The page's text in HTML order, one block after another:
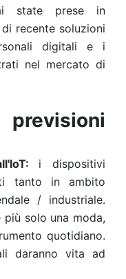
state prese in
recente soluzioni
digitali e i
nel mercato di
i dispositivi
tanto in ambito
/ industriale.
solo una moda,
quotidiano.
daranno vita ad